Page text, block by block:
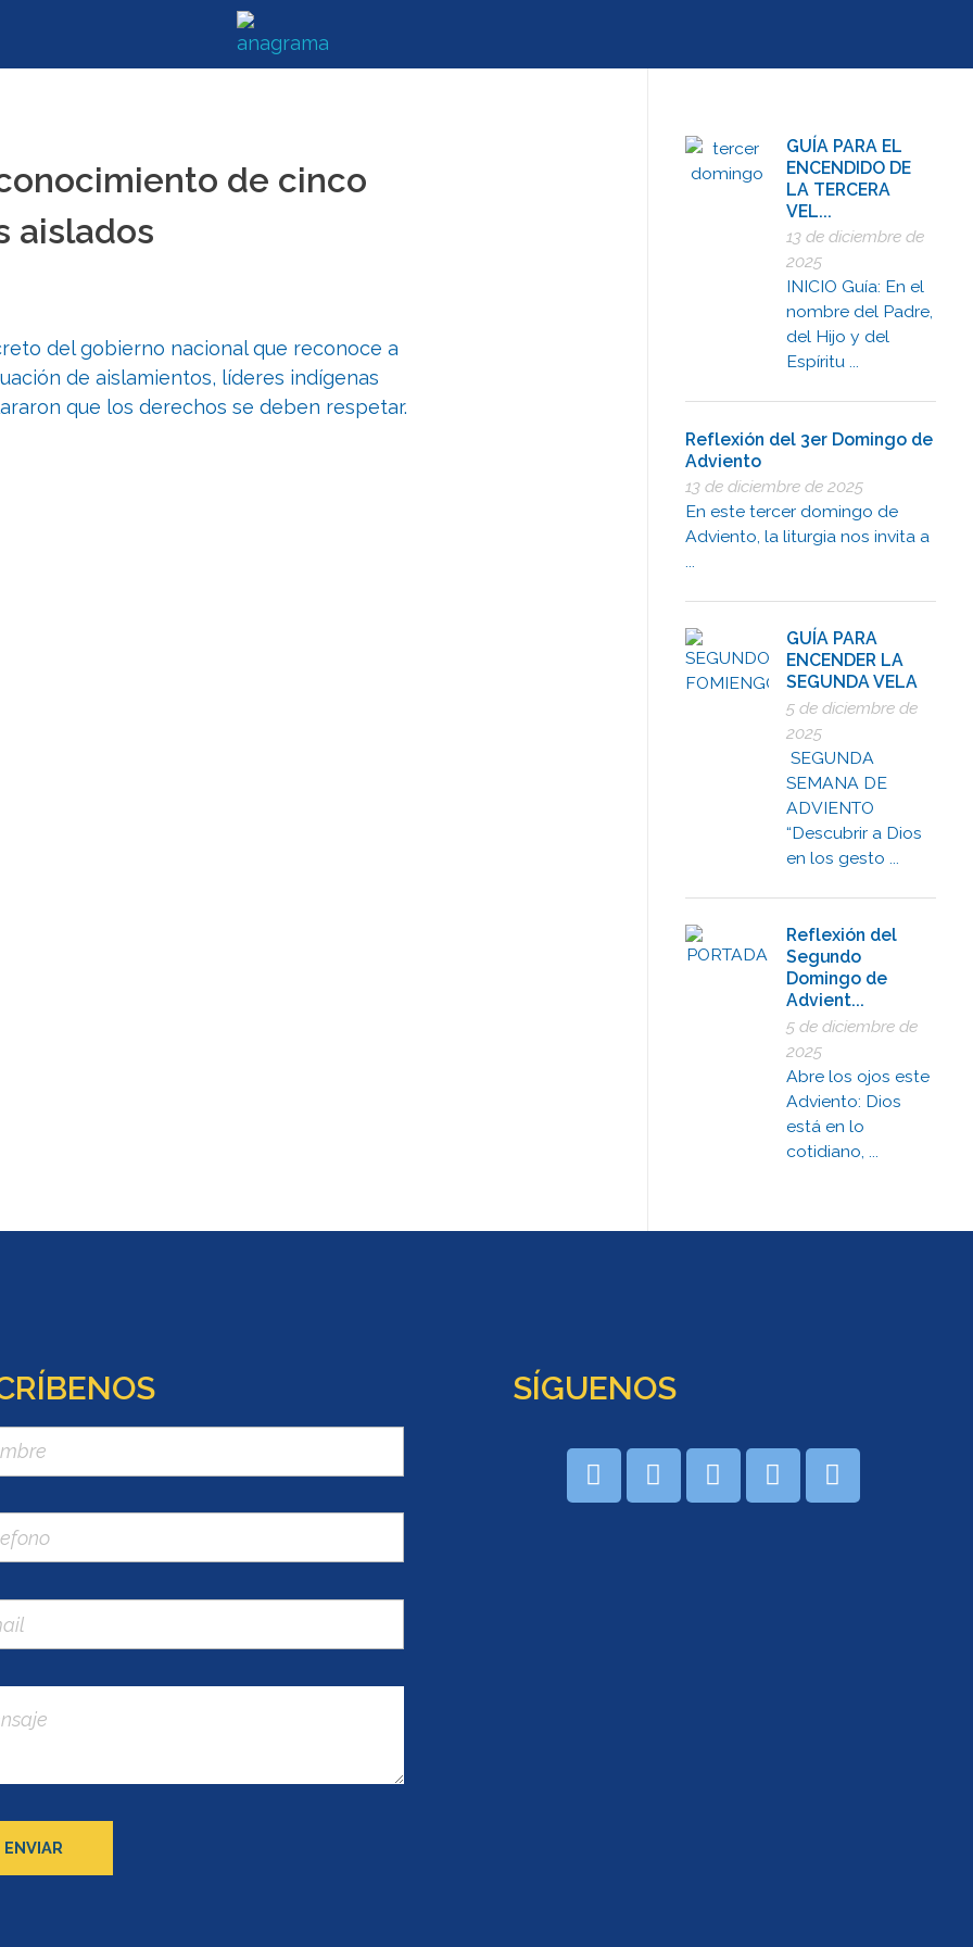
de cinco
aislados
del gobierno nacional que reconoce a
de aislamientos, líderes indígenas
que los derechos se deben respetar.
GUÍA PARA EL
ENCENDIDO DE
LA TERCERA
VEL...
13 de diciembre de
2025
INICIO Guía: En el
nombre del Padre,
del Hijo y del
Espíritu ...
Reflexión del 3er Domingo de
Adviento
13 de diciembre de 2025
En este tercer domingo de
Adviento, la liturgia nos invita a
...
GUÍA PARA
ENCENDER LA
SEGUNDA VELA
5 de diciembre de
2025
SEGUNDA
SEMANA DE
ADVIENTO
“Descubrir a Dios
en los gesto ...
Reflexión del
Segundo
Domingo de
Advient...
5 de diciembre de
2025
Abre los ojos este
Adviento: Dios
está en lo
cotidiano, ...
SÍGUENOS